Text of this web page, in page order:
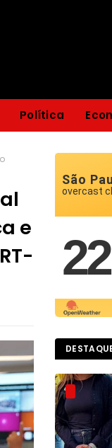
Política
e
São
overcast
22